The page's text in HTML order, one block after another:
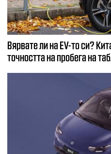
Вярвате ли на EV-то си?
точността на пробега на